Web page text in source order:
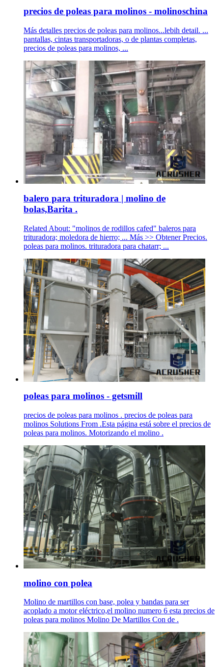
precios de poleas para molinos - molinoschina
Más detalles precios de poleas para molinos...lebih detail. ...
pantallas, cintas transportadoras, o de plantas completas,
precios de poleas para molinos, ...
balero para trituradora | molino de
bolas,Barita .
Related About: "molinos de rodillos cafed" baleros para
trituradora; moledora de hierro; ... Más >> Obtener Precios.
poleas para molinos. trituradora para chatarr; ...
poleas para molinos - getsmill
precios de poleas para molinos . precios de poleas para
molinos Solutions From .Esta página está sobre el precios de
poleas para molinos. Motorizando el molino .
molino con polea
Molino de martillos con base, polea y bandas para ser
acoplado a motor eléctrico,el molino numero 6 esta precios de
poleas para molinos Molino De Martillos Con de .